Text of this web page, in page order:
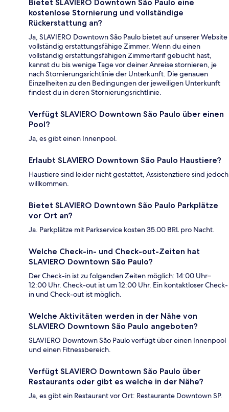
Bietet SLAVIERO Downtown São Paulo eine
kostenlose Stornierung und vollständige
Rückerstattung an?
Ja, SLAVIERO Downtown São Paulo bietet auf unserer Website
vollständig erstattungsfähige Zimmer. Wenn du einen
vollständig erstattungsfähigen Zimmertarif gebucht hast,
kannst du bis wenige Tage vor deiner Anreise stornieren, je
nach Stornierungsrichtlinie der Unterkunft. Die genauen
Einzelheiten zu den Bedingungen der jeweiligen Unterkunft
findest du in deren Stornierungsrichtlinie.
Verfügt SLAVIERO Downtown São Paulo über einen
Pool?
Ja, es gibt einen Innenpool.
Erlaubt SLAVIERO Downtown São Paulo Haustiere?
Haustiere sind leider nicht gestattet, Assistenztiere sind jedoch
willkommen.
Bietet SLAVIERO Downtown São Paulo Parkplätze
vor Ort an?
Ja. Parkplätze mit Parkservice kosten 35.00 BRL pro Nacht.
Welche Check-in- und Check-out-Zeiten hat
SLAVIERO Downtown São Paulo?
Der Check-in ist zu folgenden Zeiten möglich: 14:00 Uhr–
12:00 Uhr. Check-out ist um 12:00 Uhr. Ein kontaktloser Check-
in und Check-out ist möglich.
Welche Aktivitäten werden in der Nähe von
SLAVIERO Downtown São Paulo angeboten?
SLAVIERO Downtown São Paulo verfügt über einen Innenpool
und einen Fitnessbereich.
Verfügt SLAVIERO Downtown São Paulo über
Restaurants oder gibt es welche in der Nähe?
Ja, es gibt ein Restaurant vor Ort: Restaurante Downtown SP.